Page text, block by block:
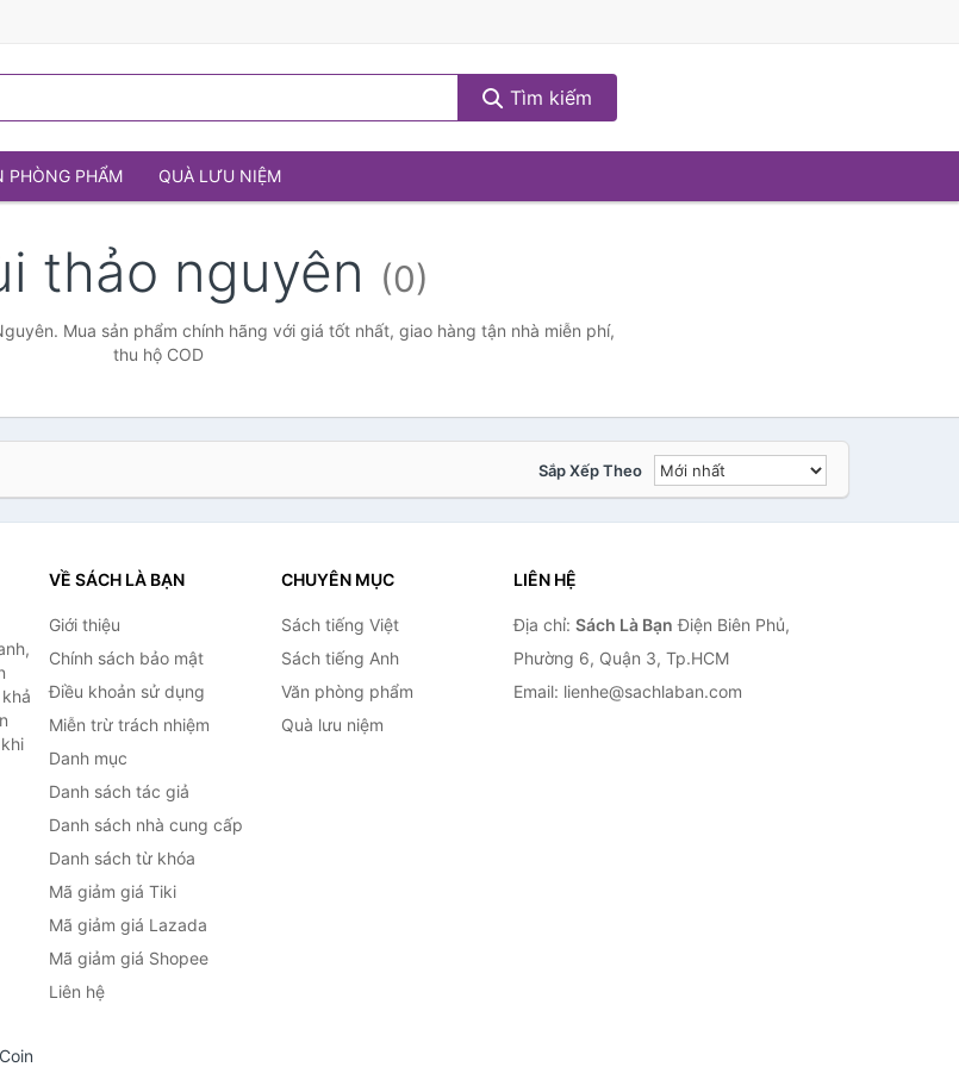
Tìm kiếm
PHÒNG PHẨM QUÀ LƯU NIỆM
thảo nguyên (0)
Mua sản phẩm chính hãng với giá tốt nhất, giao hàng tận nhà miễn phí,
thu hộ COD
Sắp Xếp Theo
VỀ SÁCH LÀ BẠN
Giới thiệu
Chính sách bảo mật
Điều khoản sử dụng
Miễn trừ trách nhiệm
Danh mục
Danh sách tác giả
Danh sách nhà cung cấp
Danh sách từ khóa
Mã giảm giá Tiki
Mã giảm giá Lazada
Mã giảm giá Shopee
Liên hệ
CHUYÊN MỤC
Sách tiếng Việt
Sách tiếng Anh
Văn phòng phẩm
Quà lưu niệm
LIÊN HỆ
Địa chỉ: Sách Là Bạn Điện Biên Phủ,
Phường 6, Quận 3, Tp.HCM
Email: lienhe@sachlaban.com